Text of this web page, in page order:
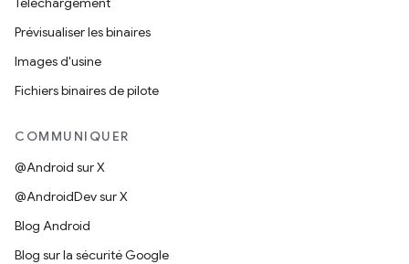
Prévisualiser les binaires
Images d'usine
Fichiers binaires de pilote
COMMUNIQUER
@Android sur X
@AndroidDev sur X
Blog Android
Blog sur la sécurité Google